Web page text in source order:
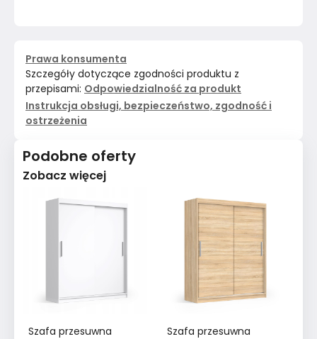
Prawa konsumenta
Szczegóły dotyczące zgodności produktu z
przepisami: Odpowiedzialność za produkt
Instrukcja obsługi, bezpieczeństwo, zgodność i
ostrzeżenia
Podobne oferty
Zobacz więcej
Szafa przesuwna
Szafa przesuwna